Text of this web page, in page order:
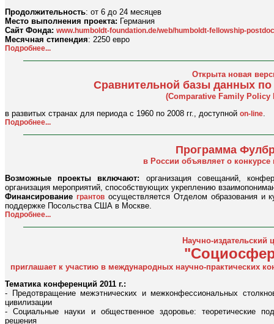
Продолжительность: от 6 до 24 месяцев
Место выполнения проекта: Германия
Сайт Фонда: www.humboldt-foundation.de/web/humboldt-fellowship-
Месячная стипендия: 2250 евро
Подробнее...
Открыта новая
Сравнительной базы данных по
(Comparative Family Policy
в развитых странах для периода с 1960 по 2008 гг., доступной on-line
Подробнее...
Программа
в России объявляет о конкурсе
Возможные проекты включают: организация совещаний,
организация мероприятий, способствующих укреплению
Финансирование грантовосуществляется Отделом образования и
поддержке Посольства США в Москве.
Подробнее...
Научно-издательский
приглашает к участию в международных научно-практических
Тематика конференций 2011 г.:
- Предотвращение межэтнических и межконфессиональных
цивилизации
- Социальные науки и общественное здоровье: теоретические
решения